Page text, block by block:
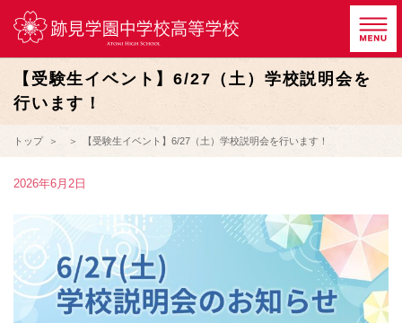
【受験生イベント】6/27（土）学校説明会を
行います！
トップ 【受験生イベント】6/27（土）学校説明会を行います！
2026年6月2日